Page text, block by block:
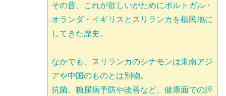
その昔、これが欲しいがためにポルトガル・
オランダ・イギリスとスリランカを植民地に
してきた歴史。
なかでも、スリランカのシナモンは東南アジ
アや中国のものとは別物。
抗菌、糖尿病予防や改善など、健康面での評